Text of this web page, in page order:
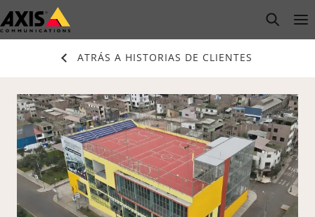
Saltar
al
open
ATRÁS A HISTORIAS DE CLIENTES